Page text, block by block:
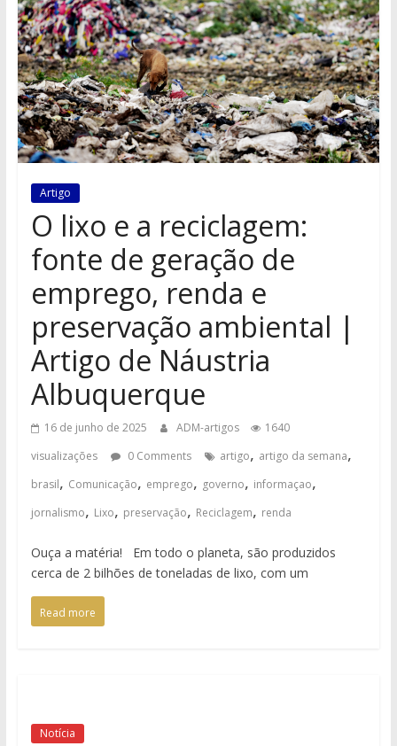
Artigo
O lixo e a reciclagem:
fonte de geração de
emprego, renda e
preservação ambiental |
Artigo de Náustria
Albuquerque
16 de junho de 2025 ADM-artigos
1640
visualizações
0 Comments artigo, artigo da semana,
brasil, Comunicação, emprego, governo, informaçao,
jornalismo, Lixo, preservação, Reciclagem, renda
Ouça a matéria! Em todo o planeta, são produzidos
cerca de 2 bilhões de toneladas de lixo, com um
Read more
Notícia